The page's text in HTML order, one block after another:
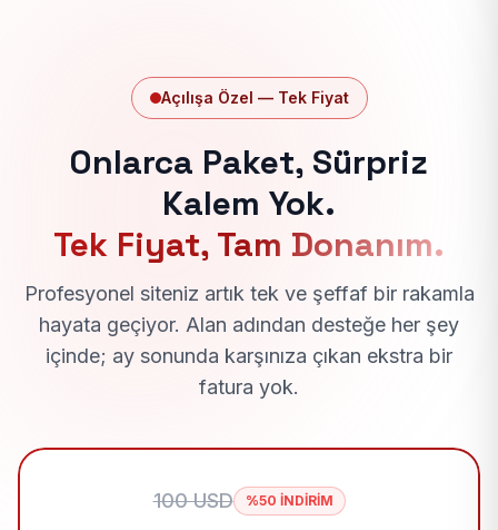
Açılışa Özel — Tek Fiyat
Onlarca Paket, Sürpriz
Kalem Yok.
Tek Fiyat, Tam Donanım.
Profesyonel siteniz artık tek ve şeffaf bir rakamla
hayata geçiyor. Alan adından desteğe her şey
içinde; ay sonunda karşınıza çıkan ekstra bir
fatura yok.
100 USD %50 İNDİRİM